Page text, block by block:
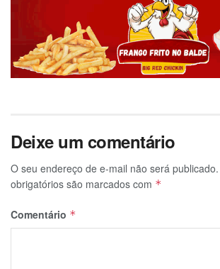
Deixe um comentário
O seu endereço de e-mail não será publicado.
obrigatórios são marcados com *
Comentário *